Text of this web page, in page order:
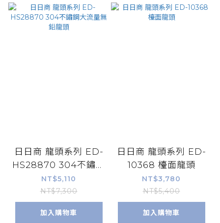
日日商 龍頭系列 ED-
HS28870 304不鏽鋼
大流量無鉛龍頭
NT$5,110
NT$7,300
加入購物車
日日商 龍頭系列 ED-
10368 檯面龍頭
NT$3,780
NT$5,400
加入購物車